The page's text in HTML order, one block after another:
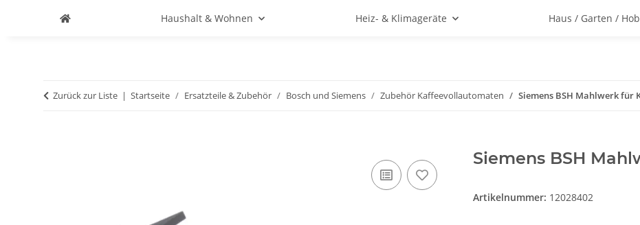
Haushalt & Wohnen Heiz- & Klimageräte Haus / Garten /
Zurück zur Liste Startseite Ersatzteile & Zubehör Bosch und Siemens Zubehör Kaffeevollautomaten Siemens BSH Mahlwerk für
Siemens BSH
Artikelnummer: 12028402